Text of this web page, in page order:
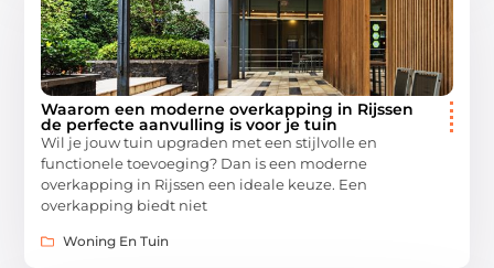
Waarom een moderne overkapping in Rijssen
de perfecte aanvulling is voor je tuin
Wil je jouw tuin upgraden met een stijlvolle en
functionele toevoeging? Dan is een moderne
overkapping in Rijssen een ideale keuze. Een
overkapping biedt niet
Woning En Tuin